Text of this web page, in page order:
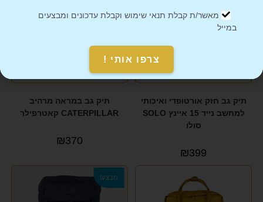
תיק גב חזק אורטופדי ואיכותי
למחשב נייד 15 איינץ SOLO
סולו
₪399
תיק גב במראה מרהיב
CATERPILLAR קאטרפילר
₪370
מבצע!
מאשר/ת קבלת תנאי שימוש וקבלת עדכונים ומבצעים
במייל
צרפו אותי !